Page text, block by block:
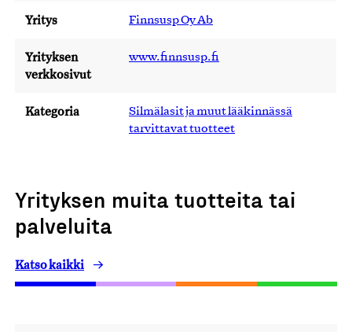
Yritys Finnsusp Oy Ab
Yrityksen
verkkosivut
www.finnsusp.fi
Kategoria
Silmälasit ja muut lääkinnässä
tarvittavat tuotteet
Yrityksen muita tuotteita tai
palveluita
Katso kaikki